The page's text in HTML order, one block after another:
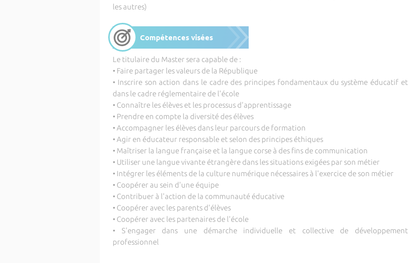
les autres)
Compétences visées
Le titulaire du Master sera capable de :
• Faire partager les valeurs de la République
• Inscrire son action dans le cadre des principes fondamentaux du système éducatif et
dans le cadre réglementaire de l'école
• Connaître les élèves et les processus d'apprentissage
• Prendre en compte la diversité des élèves
• Accompagner les élèves dans leur parcours de formation
• Agir en éducateur responsable et selon des principes éthiques
• Maîtriser la langue française et la langue corse à des fins de communication
• Utiliser une langue vivante étrangère dans les situations exigées par son métier
• Intégrer les éléments de la culture numérique nécessaires à l'exercice de son métier
• Coopérer au sein d'une équipe
• Contribuer à l'action de la communauté éducative
• Coopérer avec les parents d'élèves
• Coopérer avec les partenaires de l'école
• S'engager dans une démarche individuelle et collective de développement
professionnel